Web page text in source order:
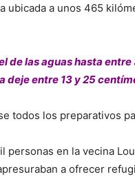
ubicada a unos 465
de las aguas hasta
deje entre 13 y 25
todos los preparativos
en la vecina
a ofrecer